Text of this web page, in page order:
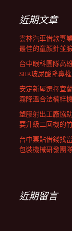
列近期文章
雲林汽車借款專
最佳的童顏針並
台中眼科團隊高
SILK玻尿酸隆鼻
安定新屋選擇宜
霧降溫合法楠梓
塑膠射出工廠協
要升級二回機的
台中票貼借錢找
包裝機械研發團
近期留言